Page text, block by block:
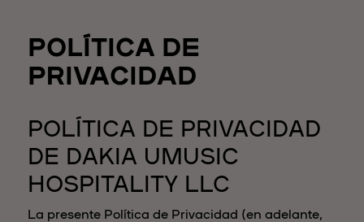
POLÍTICA DE
PRIVACIDAD
POLÍTICA DE PRIVACIDAD
DE DAKIA UMUSIC
HOSPITALITY LLC
La presente Política de Privacidad (en adelante,